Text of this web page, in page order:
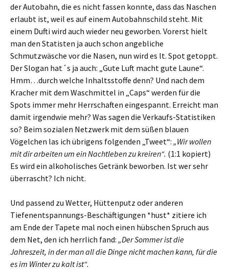
der Autobahn, die es nicht fassen konnte, dass das Naschen
erlaubt ist, weil es auf einem Autobahnschild steht. Mit
einem Dufti wird auch wieder neu geworben. Vorerst hielt
man den Statisten ja auch schon angebliche
Schmutzwäsche vor die Nasen, nun wird es lt. Spot getoppt.
Der Slogan hat´s ja auch: „Gute Luft macht gute Laune“.
Hmm…durch welche Inhaltsstoffe denn? Und nach dem
Kracher mit dem Waschmittel in „Caps“ werden für die
Spots immer mehr Herrschaften eingespannt. Erreicht man
damit irgendwie mehr? Was sagen die Verkaufs-Statistiken
so? Beim sozialen Netzwerk mit dem süßen blauen
Vögelchen las ich übrigens folgenden „Tweet“: „Wir wollen
mit dir arbeiten um ein Nachtleben zu kreiren“. (1:1 kopiert)
Es wird ein alkoholisches Getränk beworben. Ist wer sehr
überrascht? Ich nicht.
Und passend zu Wetter, Hüttenputz oder anderen
Tiefenentspannungs-Beschäftigungen *hust* zitiere ich
am Ende der Tapete mal noch einen hübschen Spruch aus
dem Net, den ich herrlich fand: „Der Sommer ist die
Jahreszeit, in der man all die Dinge nicht machen kann, für die
es im Winter zu kalt ist“.